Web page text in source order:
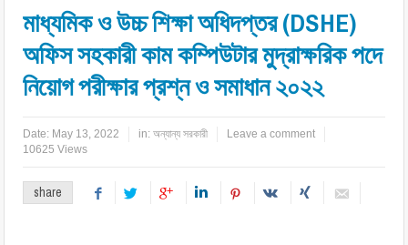
মাধ্যমিক ও উচ্চ শিক্ষা অধিদপ্তর (DSHE)
অফিস সহকারী কাম কম্পিউটার মুদ্রাক্ষরিক পদে
নিয়োগ পরীক্ষার প্রশ্ন ও সমাধান ২০২২
Date: May 13, 2022 in:অন্যান্য সরকারী
Leave a comment
10625 Views
share